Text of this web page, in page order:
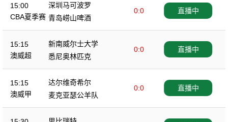
15:00
CBA夏季赛
深圳马可波罗
0:0
青岛崂山啤酒
直播中
15:15
澳威超
新南威尔士大学
0:0
悉尼奥林匹克
直播中
15:15
澳威甲
达尔维奇希尔
0:0
麦克亚瑟公羊队
直播中